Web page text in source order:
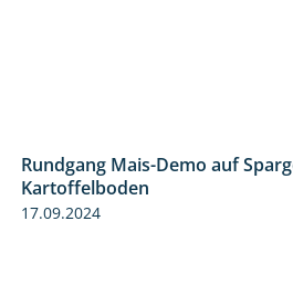
Rundgang Mais-Demo auf
Kartoffelboden